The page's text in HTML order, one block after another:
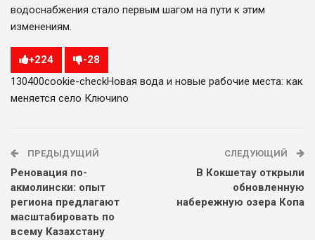
водоснабжения стало первым шагом на пути к этим
изменениям.
+224 -28
130400cookie-checkНовая вода и новые рабочие места: как
меняется село Ключиno
ПРЕДЫДУЩИЙ
Реновация по-
акмолински: опыт
региона предлагают
масштабировать по
всему Казахстану
СЛЕДУЮЩИЙ
В Кокшетау открыли
обновленную
набережную озера Копа